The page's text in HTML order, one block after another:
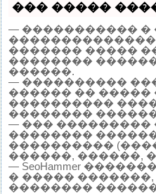
��� �����
— ����������� �
������� �����
��������
������.
— ����������
������ �� �����
����������
��������
— ��� ���������
��������
����������
������, ������,
— SeoHammer
� �����
��������